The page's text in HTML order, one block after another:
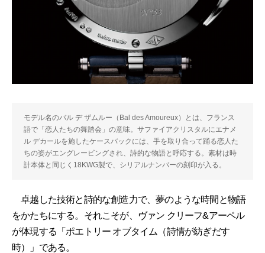
モデル名のバル デ ザムルー（Bal des Amoureux）とは、フランス
語で「恋人たちの舞踏会」の意味。サファイアクリスタルにエナメ
ル デカールを施したケースバックには、手を取り合って踊る恋人た
ちの姿がエングレービングされ、詩的な物語と呼応する。素材は時
計本体と同じく18KWG製で、シリアルナンバーの刻印が入る。
卓越した技術と詩的な創造力で、夢のような時間と物語
をかたちにする。それこそが、ヴァン クリーフ&アーペル
が体現する「ポエトリー オブタイム（詩情が紡ぎだす
時）」である。